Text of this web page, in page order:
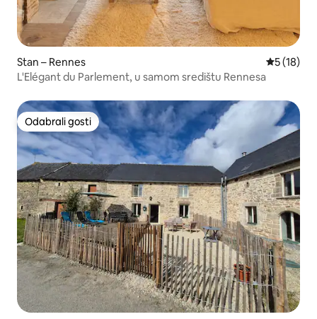
Stan – Rennes Prosječna
5 (18)
L'Elégant du Parlement, u samom središtu Rennesa
Odabrali gosti
Odabrali gosti